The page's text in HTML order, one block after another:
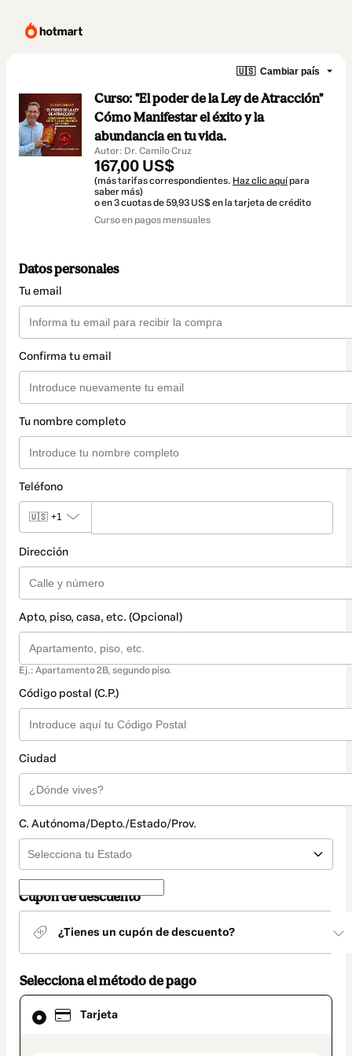
🇺🇸 Cambiar país
Curso: "El poder de la Ley de Atracción"
Cómo Manifestar el éxito y la
abundancia en tu vida.
Autor: Dr. Camilo Cruz
167,00 US$
(más tarifas correspondientes. Haz clic aquí para
saber más)
o en 3 cuotas de 59,93 US$ en la tarjeta de crédito
Curso en pagos mensuales
Datos personales
Tu email
Confirma tu email
Tu nombre completo
Teléfono
🇺🇸 +1
Dirección
Apto, piso, casa, etc. (Opcional)
Ej.: Apartamento 2B, segundo piso.
Código postal (C.P.)
Ciudad
C. Autónoma/Depto./Estado/Prov.
Cupón de descuento
¿Tienes un cupón de descuento?
Selecciona el método de pago
Tarjeta
El
método